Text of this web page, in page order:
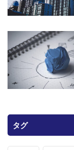
タグ